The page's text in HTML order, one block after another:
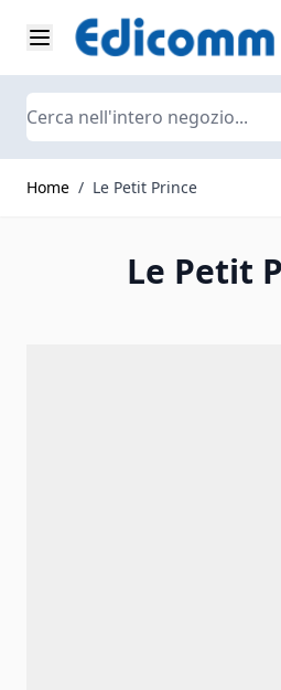
Salta al contenuto
Search
Home / Le Petit Prince
Le Petit